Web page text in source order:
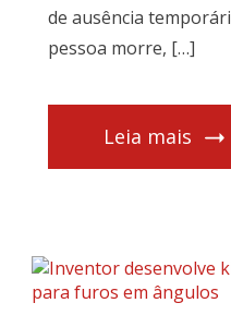
de ausência
pessoa morre, […]
Leia mais